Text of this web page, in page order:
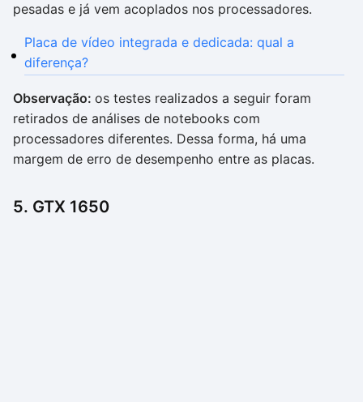
pesadas e já vem acoplados nos processadores.
Placa de vídeo integrada e dedicada: qual a
diferença?
Observação: os testes realizados a seguir foram
retirados de análises de notebooks com
processadores diferentes. Dessa forma, há uma
margem de erro de desempenho entre as placas.
5. GTX 1650